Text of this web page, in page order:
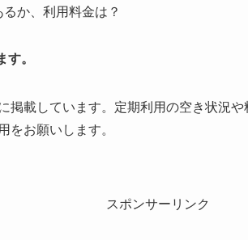
か、利用料金は？
。
掲載しています。定期利用の空き状況
をお願いします。
スポンサーリンク